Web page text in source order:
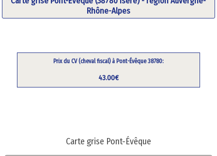
Rhône-Alpes
Prix du CV (cheval fiscal) à Pont-Évêque 38780:
43.00€
Carte grise Pont-Évêque